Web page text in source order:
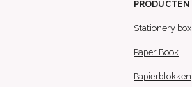
PRODUCTEN
Stationery box
Paper Book
Papierblokken